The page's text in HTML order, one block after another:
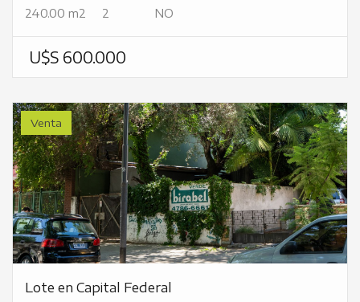
240.00 m2
2
NO
U$S 600.000
Venta
Lote en Capital Federal